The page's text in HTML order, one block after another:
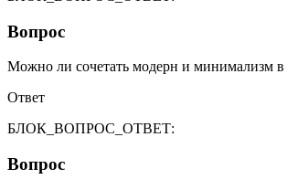
Вопрос
Можно ли сочетать модерн и минимализм
Ответ
БЛОК_ВОПРОС_ОТВЕТ:
Вопрос